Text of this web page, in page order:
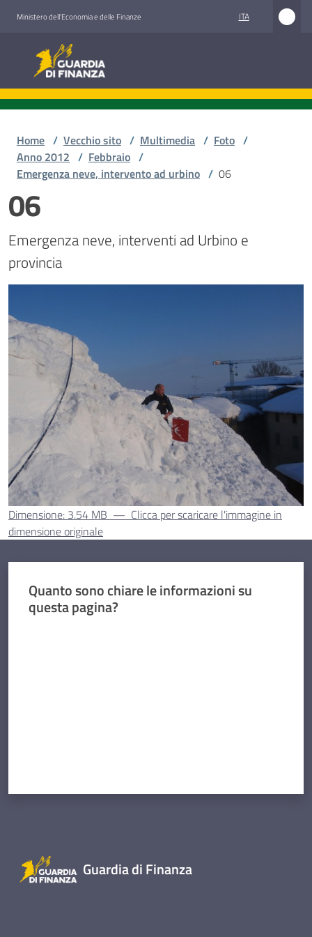
Ministero dell'Economia e delle Finanze ITA
Guardia di Finanza
Home / Vecchio sito / Multimedia / Foto /
Anno 2012 / Febbraio /
Emergenza neve, intervento ad urbino / 06
06
Emergenza neve, interventi ad Urbino e
provincia
Dimensione: 3.54 MB — Clicca per scaricare l'immagine in
dimensione originale
Quanto sono chiare le informazioni su
questa pagina?
Guardia di Finanza